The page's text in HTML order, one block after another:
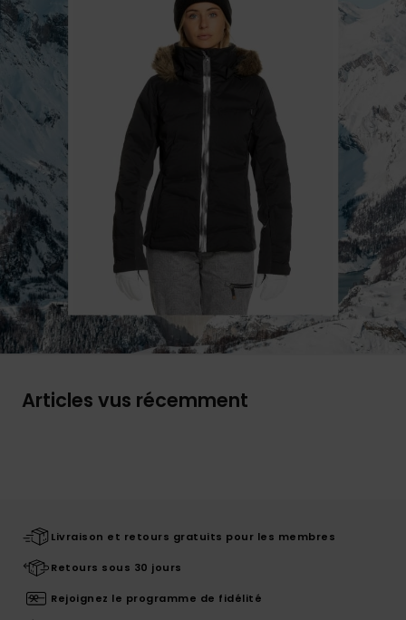
Articles vus récemment
Livraison et retours gratuits pour les membres
Retours sous 30 jours
Rejoignez le programme de fidélité